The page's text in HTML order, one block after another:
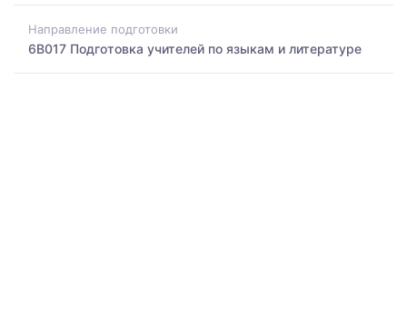
Направление подготовки
6B017 Подготовка учителей по языкам и литературе